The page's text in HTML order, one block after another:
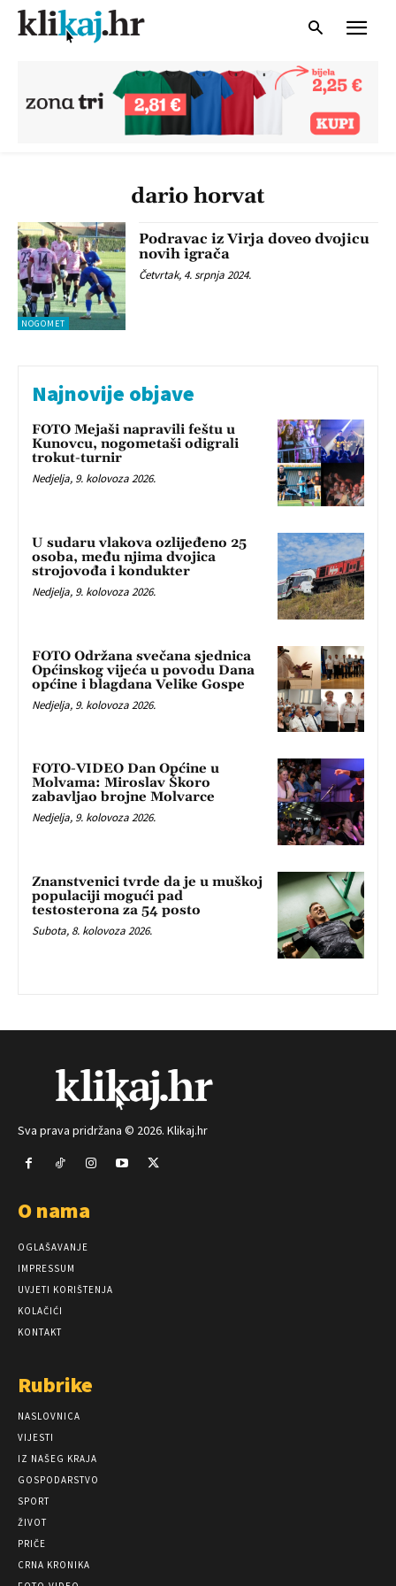
dario horvat
NOGOMET
Podravac iz Virja doveo dvojicu
novih igrača
Četvrtak, 4. srpnja 2024.
Najnovije objave
FOTO Mejaši napravili feštu u
Kunovcu, nogometaši odigrali
trokut-turnir
Nedjelja, 9. kolovoza 2026.
U sudaru vlakova ozlijeđeno 25
osoba, među njima dvojica
strojovođa i kondukter
Nedjelja, 9. kolovoza 2026.
FOTO Održana svečana sjednica
Općinskog vijeća u povodu Dana
općine i blagdana Velike Gospe
Nedjelja, 9. kolovoza 2026.
FOTO-VIDEO Dan Općine u
Molvama: Miroslav Škoro
zabavljao brojne Molvarce
Nedjelja, 9. kolovoza 2026.
Znanstvenici tvrde da je u muškoj
populaciji mogući pad
testosterona za 54 posto
Subota, 8. kolovoza 2026.
Sva prava pridržana © 2026. Klikaj.hr
O nama
OGLAŠAVANJE
IMPRESSUM
UVJETI KORIŠTENJA
KOLAČIĆI
KONTAKT
Rubrike
NASLOVNICA
VIJESTI
IZ NAŠEG KRAJA
GOSPODARSTVO
SPORT
ŽIVOT
PRIČE
CRNA KRONIKA